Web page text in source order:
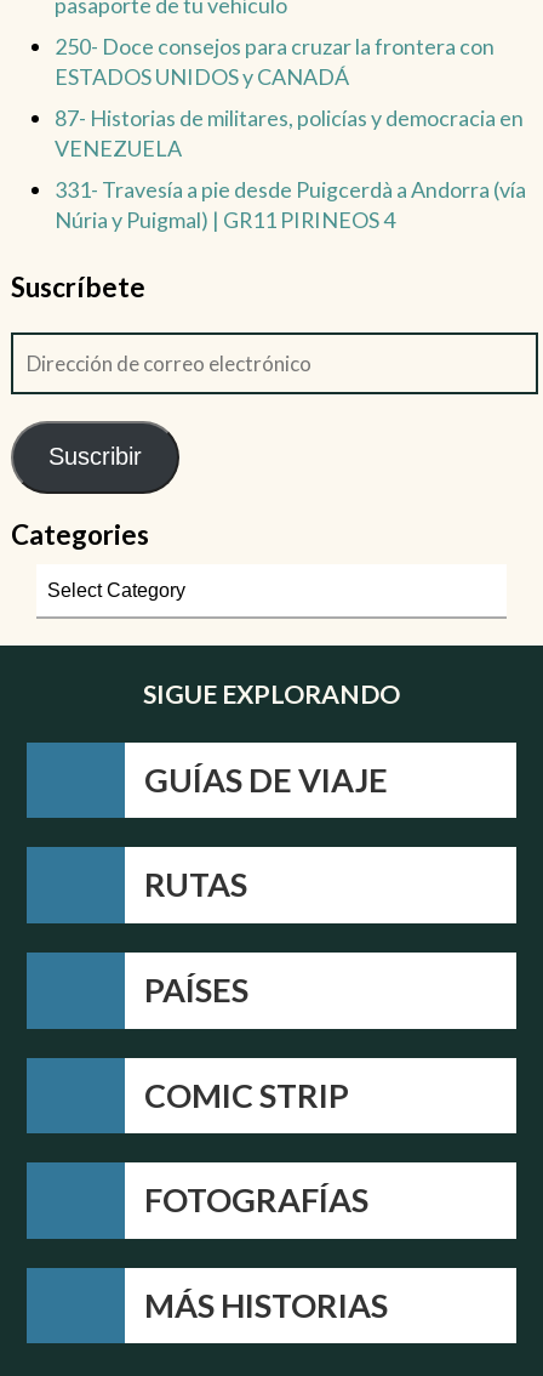
250- Doce consejos para cruzar la frontera con
ESTADOS UNIDOS y CANADÁ
87- Historias de militares, policías y democracia en
VENEZUELA
331- Travesía a pie desde Puigcerdà a Andorra (vía
Núria y Puigmal) | GR11 PIRINEOS 4
Suscríbete
Suscribir
Categories
SIGUE EXPLORANDO
GUÍAS DE VIAJE
RUTAS
PAÍSES
COMIC STRIP
FOTOGRAFÍAS
MÁS HISTORIAS